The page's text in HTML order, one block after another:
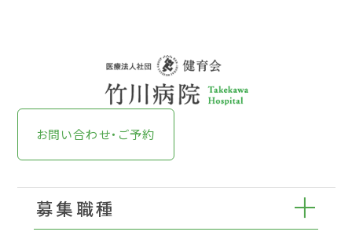
お問い合わせ・ご予約
募集職種